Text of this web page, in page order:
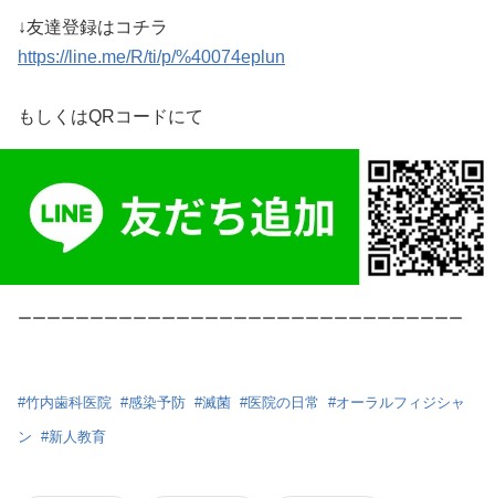
↓友達登録はコチラ
https://line.me/R/ti/p/%40074eplun
もしくはQRコードにて
ーーーーーーーーーーーーーーーーーーーーーーーーーーーーーーー
#竹内歯科医院 #感染予防 #滅菌 #医院の日常 #オーラルフィジシャ
ン #新人教育